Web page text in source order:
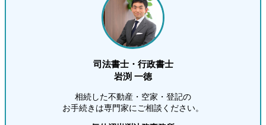
司法書士・行政書士
岩渕 一徳
相続した不動産・空家・登記の
お手続きは専門家にご相談ください。